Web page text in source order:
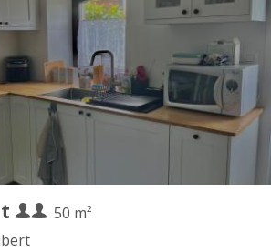
50 m²
Huur:
700 € (350 €/pers.)
110 € (55 €/pers.)
Duur:
12 maanden
Domiciliëring:
Nee
Inrichting
Badkamer:
Privaat
Keuken:
Privé (aparte kamer)
Oppervlakte: